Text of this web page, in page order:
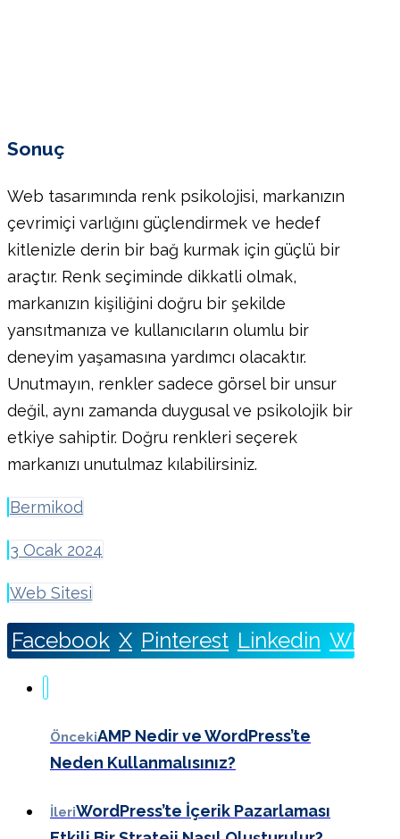
Sonuç
Web tasarımında renk psikolojisi, markanızın
çevrimiçi varlığını güçlendirmek ve hedef
kitlenizle derin bir bağ kurmak için güçlü bir
araçtır. Renk seçiminde dikkatli olmak,
markanızın kişiliğini doğru bir şekilde
yansıtmanıza ve kullanıcıların olumlu bir
deneyim yaşamasına yardımcı olacaktır.
Unutmayın, renkler sadece görsel bir unsur
değil, aynı zamanda duygusal ve psikolojik bir
etkiye sahiptir. Doğru renkleri seçerek
markanızı unutulmaz kılabilirsiniz.
Bermikod
3 Ocak 2024
Web Sitesi
Facebook X Pinterest Linkedin
ÖncekiAMP Nedir ve WordPress’te
Neden Kullanmalısınız?
İleriWordPress’te İçerik Pazarlaması